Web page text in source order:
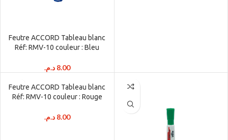
Feutre ACCORD Tableau blanc
Réf: RMV-10 couleur : Bleu
8.00 د.م.
Feutre ACCORD Tableau blanc
Réf: RMV-10 couleur : Rouge
8.00 د.م.